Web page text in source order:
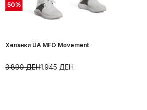
50%
Хеланки UA MFO Movement
1.945 ДЕН
3.890ДЕН